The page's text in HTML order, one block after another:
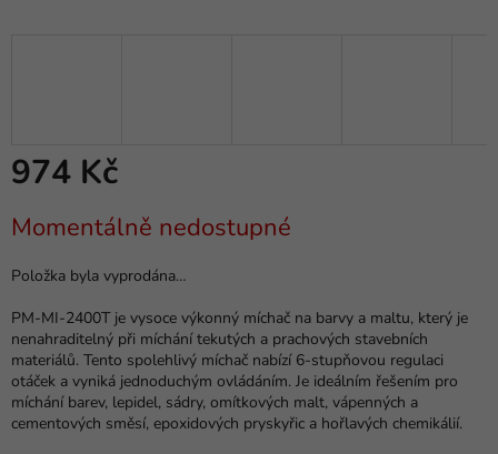
974 Kč
cena:
Momentálně nedostupné
Položka byla vyprodána…
PM-MI-2400T je vysoce výkonný míchač na barvy a maltu, který je
nenahraditelný při míchání tekutých a prachových stavebních
materiálů. Tento spolehlivý míchač nabízí 6-stupňovou regulaci
otáček a vyniká jednoduchým ovládáním. Je ideálním řešením pro
míchání barev, lepidel, sádry, omítkových malt, vápenných a
cementových směsí, epoxidových pryskyřic a hořlavých chemikálií.